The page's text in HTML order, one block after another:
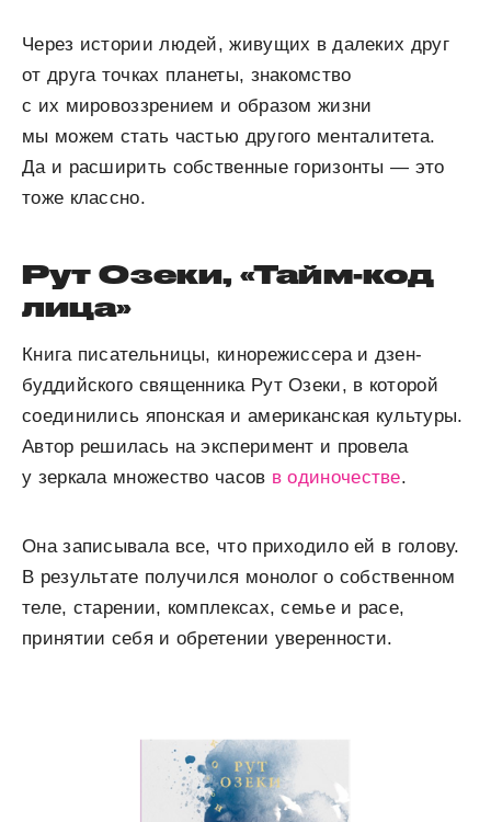
Через истории людей, живущих в далеких друг
от друга точках планеты, знакомство
с их мировоззрением и образом жизни
мы можем стать частью другого менталитета.
Да и расширить собственные горизонты — это
тоже классно.
Рут Озеки, «Тайм-код
лица»
Книга писательницы, кинорежиссера и дзен-
буддийского священника Рут Озеки, в которой
соединились японская и американская культуры.
Автор решилась на эксперимент и провела
у зеркала множество часов в одиночестве.
Она записывала все, что приходило ей в голову.
В результате получился монолог о собственном
теле, старении, комплексах, семье и расе,
принятии себя и обретении уверенности.